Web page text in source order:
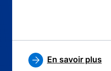
En savoir plus